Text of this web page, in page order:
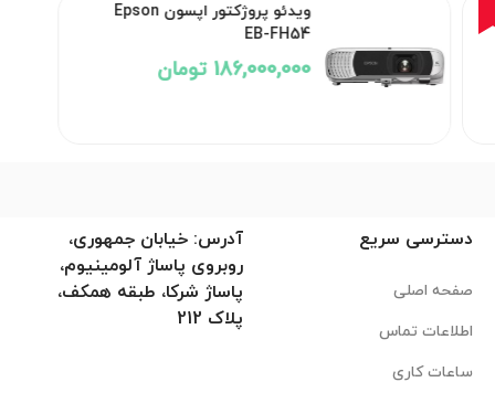
ویدئو پروژکتور اپسون Epson
EB-FH54
186,000,000 تومان
دسترسی سریع
صفحه اصلی
اطلاعات تماس
ساعات کاری
آدرس: خیابان جمهوری،
روبروی پاساژ آلومینیوم،
پاساژ شرکا، طبقه همکف،
پلاک 212